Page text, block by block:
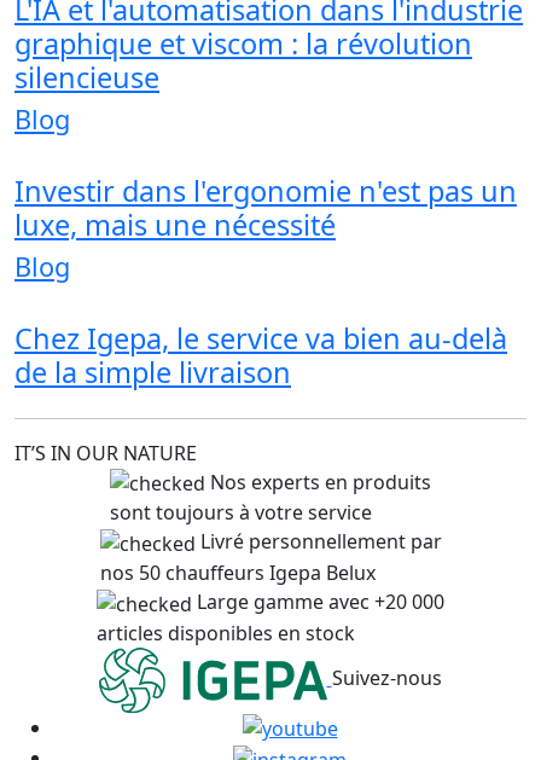
L'IA et l'automatisation dans l'industrie
graphique et viscom : la révolution
silencieuse
Blog
Investir dans l'ergonomie n'est pas un
luxe, mais une nécessité
Blog
Chez Igepa, le service va bien au-delà
de la simple livraison
IT’S IN OUR NATURE
Nos experts en produits
sont toujours à votre service
Livré personnellement par
nos 50 chauffeurs Igepa Belux
Large gamme avec +20 000
articles disponibles en stock
Suivez-nous